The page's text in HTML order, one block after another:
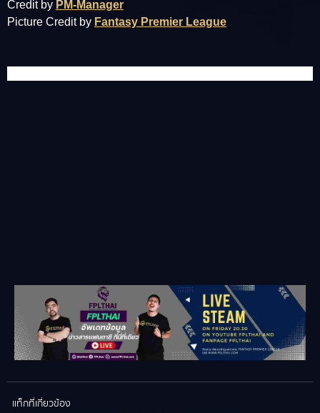
Credit by PM-Manager
Picture Credit by Fantasy Premier League
แท็กที่เกี่ยวข้อง